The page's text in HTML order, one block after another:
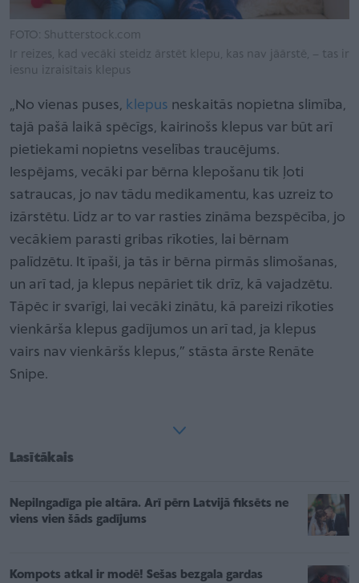
FOTO: Shutterstock.com
Ir reizes, kad vecāki steidz ārstēt klepu, kas nav jāārstē, – tas ir
iesnu izraisītais klepus
„No vienas puses, klepus neskaitās nopietna slimība,
tajā pašā laikā spēcīgs, kairinošs klepus var būt arī
pietiekami nopietns veselības traucējums.
Iespējams, vecāki par bērna klepošanu tik ļoti
satraucas, jo nav tādu medikamentu, kas uzreiz to
izārstētu. Līdz ar to var rasties zināma bezspēcība, jo
vecākiem parasti gribas rīkoties, lai bērnam
palīdzētu. It īpaši, ja tās ir bērna pirmās slimošanas,
un arī tad, ja klepus nepāriet tik drīz, kā vajadzētu.
Tāpēc ir svarīgi, lai vecāki zinātu, kā pareizi rīkoties
vienkārša klepus gadījumos un arī tad, ja klepus
vairs nav vienkāršs klepus,” stāsta ārste Renāte
Snipe.
Lasītākais
Nepilngadīga pie altāra. Arī pērn Latvijā fiksēts ne
viens vien šāds gadījums
Kompots atkal ir modē! Sešas bezgala gardas